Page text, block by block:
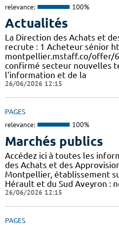
relevance: 100%
Actualités
La Direction des Achats et
recrute : 1 Acheteur sénior
montpellier.mstaff.co/offer/
confirmé secteur nouvelles
l'information et de la
26/06/2026 12:15
PAGES
relevance: 100%
Marchés publics
Accédez ici à toutes les
des Achats et des
Montpellier, établissement
Hérault et du Sud Aveyron :
26/06/2026 12:15
PAGES